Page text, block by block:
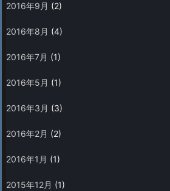
2016年9月 (2)
2016年8月 (4)
2016年7月 (1)
2016年5月 (1)
2016年3月 (3)
2016年2月 (2)
2016年1月 (1)
2015年12月 (1)